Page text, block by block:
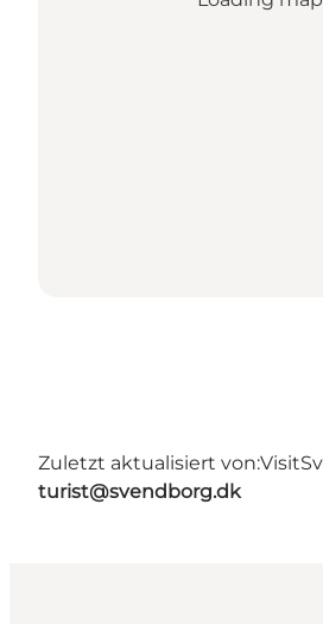
Zuletzt aktualisiert von:
turist@svendborg.dk